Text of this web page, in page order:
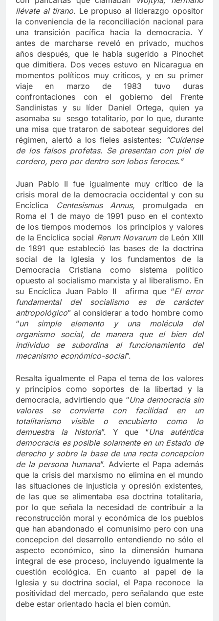
llévate al tirano. Le propuso al liderazgo opositor
la conveniencia de la reconciliación nacional para
una transición pacífica hacia la democracia. Y
antes de marcharse reveló en privado, muchos
años después, que le había sugerido a Pinochet
que dimitiera. Dos veces estuvo en Nicaragua en
momentos políticos muy criticos, y en su primer
viaje en marzo de 1983 tuvo duras
confrontaciones con el gobierno del Frente
Sandinistas y su líder Daniel Ortega, quien ya
asomaba su sesgo totalitario, por lo que, durante
una misa que trataron de sabotear seguidores del
régimen, alertó a los fieles asistentes: “Cuídense
de los falsos profetas. Se presentan con piel de
cordero, pero por dentro son lobos feroces.”
Juan Pablo II fue igualmente muy crítico de la
crisis moral de la democracia occidental y con su
Encíclica
Centesismus Annus, promulgada en
Roma el 1 de mayo de 1991 puso en el contexto
de los tiempos modernos los principios y valores
de la Encíclica social Rerum Novarum de León XIII
de 1891 que estableció las bases de la doctrina
social de la Iglesia y los fundamentos de la
Democracia Cristiana como sistema político
opuesto al socialismo marxista y al liberalismo. En
su Encíclica Juan Pablo II afirma que “El error
fundamental del socialismo es de carácter
antropológico” al considerar a todo hombre como
“un simple elemento y una molécula del
organismo social, de manera que el bien del
individuo se subordina al funcionamiento del
mecanismo económico-social”.
Resalta igualmente el Papa el tema de los valores
y principios como soportes de la libertad y la
democracia, advirtiendo que “Una democracia sin
valores se convierte con facilidad en un
totalitarismo visible o encubierto como lo
demuestra la historia”. Y que “Una auténtica
democracia es posible solamente en un Estado de
derecho y sobre la base de una recta concepcion
de la persona humana”. Advierte el Papa además
que la crisis del marxismo no elimina en el mundo
las situaciones de injusticia y opresión existentes,
de las que se alimentaba esa doctrina totalitaria,
por lo que señala la necesidad de contribuir a la
reconstrucción moral y económica de los pueblos
que han abandonado el comunisimo pero con una
concepcion del desarrollo entendiendo no sólo el
aspecto económico, sino la dimensión humana
integral de ese proceso, incluyendo igualmente la
cuestión ecológica. En cuanto al papel de la
Iglesia y su doctrina social, el Papa reconoce la
positividad del mercado, pero señalando que este
debe estar orientado hacia el bien común.